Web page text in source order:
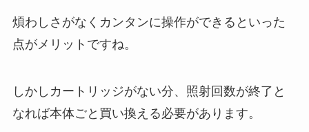
煩わしさがなくカンタンに操作ができるといった
点がメリットですね。
しかしカートリッジがない分、照射回数が終了と
なれば本体ごと買い換える必要があります。